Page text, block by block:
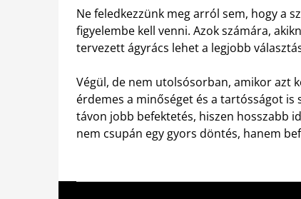
Ne feledkezzünk meg arról sem, hogy a
figyelembe kell venni. Azok számára,
tervezett ágyrács lehet a legjobb
Végül, de nem utolsósorban, amikor azt
érdemes a minőséget és a tartósságot
távon jobb befektetés, hiszen hosszabb
nem csupán egy gyors döntés, hanem